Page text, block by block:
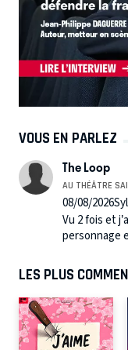
VOUS EN PARLEZ
The Loop
AU THÉÂTRE
08/08/2026
Vu 2 fois et
personnage
LES PLUS